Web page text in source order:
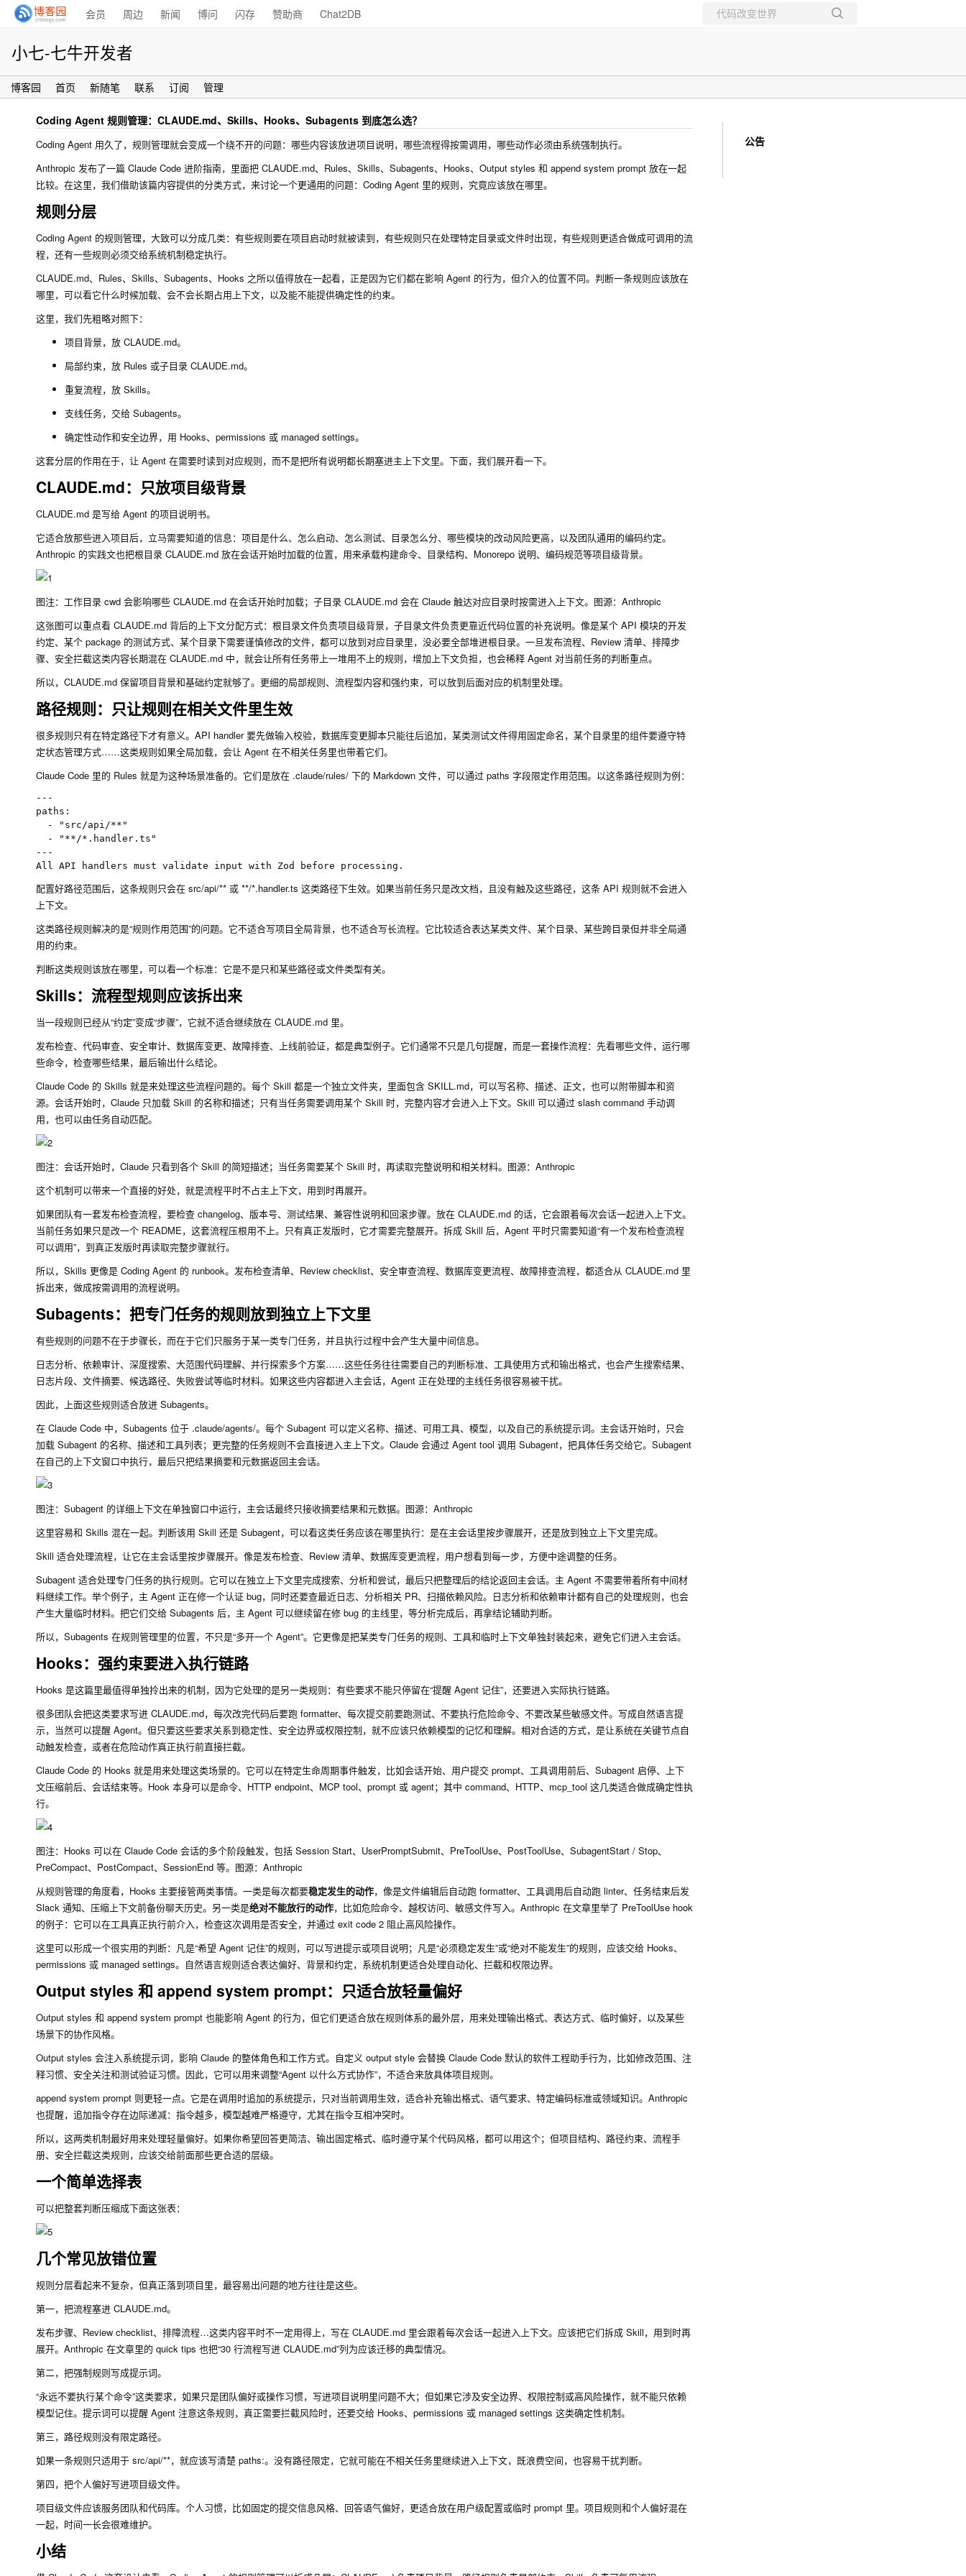
会员 周边 新闻 博问 闪存 赞助商 Chat2DB
小七-七牛开发者
博客园 首页 新随笔 联系 订阅 管理
Coding Agent 规则管理：CLAUDE.md、Skills、Hooks、Subagents 到底怎么选？
Coding Agent 用久了，规则管理就会变成一个绕不开的问题：哪些内容该放进项目说明，哪些流程得按需调用，哪些动作必须由系统强制执行。
Anthropic 发布了一篇 Claude Code 进阶指南，里面把 CLAUDE.md、Rules、Skills、Subagents、Hooks、Output styles 和 append system prompt 放在一起
比较。在这里，我们借助该篇内容提供的分类方式，来讨论一个更通用的问题：Coding Agent 里的规则，究竟应该放在哪里。
规则分层
Coding Agent 的规则管理，大致可以分成几类：有些规则要在项目启动时就被读到，有些规则只在处理特定目录或文件时出现，有些规则更适合做成可调用的流
程，还有一些规则必须交给系统机制稳定执行。
CLAUDE.md、Rules、Skills、Subagents、Hooks 之所以值得放在一起看，正是因为它们都在影响 Agent 的行为，但介入的位置不同。判断一条规则应该放在
哪里，可以看它什么时候加载、会不会长期占用上下文，以及能不能提供确定性的约束。
这里，我们先粗略对照下：
项目背景，放 CLAUDE.md。
局部约束，放 Rules 或子目录 CLAUDE.md。
重复流程，放 Skills。
支线任务，交给 Subagents。
确定性动作和安全边界，用 Hooks、permissions 或 managed settings。
这套分层的作用在于，让 Agent 在需要时读到对应规则，而不是把所有说明都长期塞进主上下文里。下面，我们展开看一下。
CLAUDE.md：只放项目级背景
CLAUDE.md 是写给 Agent 的项目说明书。
它适合放那些进入项目后，立马需要知道的信息：项目是什么、怎么启动、怎么测试、目录怎么分、哪些模块的改动风险更高，以及团队通用的编码约定。
Anthropic 的实践文也把根目录 CLAUDE.md 放在会话开始时加载的位置，用来承载构建命令、目录结构、Monorepo 说明、编码规范等项目级背景。
图注：工作目录 cwd 会影响哪些 CLAUDE.md 在会话开始时加载；子目录 CLAUDE.md 会在 Claude 触达对应目录时按需进入上下文。图源：Anthropic
这张图可以重点看 CLAUDE.md 背后的上下文分配方式：根目录文件负责项目级背景，子目录文件负责更靠近代码位置的补充说明。像是某个 API 模块的开发
约定、某个 package 的测试方式、某个目录下需要谨慎修改的文件，都可以放到对应目录里，没必要全部堆进根目录。一旦发布流程、Review 清单、排障步
骤、安全拦截这类内容长期混在 CLAUDE.md 中，就会让所有任务带上一堆用不上的规则，增加上下文负担，也会稀释 Agent 对当前任务的判断重点。
所以，CLAUDE.md 保留项目背景和基础约定就够了。更细的局部规则、流程型内容和强约束，可以放到后面对应的机制里处理。
路径规则：只让规则在相关文件里生效
很多规则只有在特定路径下才有意义。API handler 要先做输入校验，数据库变更脚本只能往后追加，某类测试文件得用固定命名，某个目录里的组件要遵守特
定状态管理方式……这类规则如果全局加载，会让 Agent 在不相关任务里也带着它们。
Claude Code 里的 Rules 就是为这种场景准备的。它们是放在 .claude/rules/ 下的 Markdown 文件，可以通过 paths 字段限定作用范围。以这条路径规则为例：
---
paths:
  - "src/api/**"
  - "**/*.handler.ts"
---
配置好路径范围后，这条规则只会在 src/api/** 或 **/*.handler.ts 这类路径下生效。如果当前任务只是改文档，且没有触及这些路径，这条 API 规则就不会进入
上下文。
这类路径规则解决的是“规则作用范围”的问题。它不适合写项目全局背景，也不适合写长流程。它比较适合表达某类文件、某个目录、某些跨目录但并非全局通
用的约束。
判断这类规则该放在哪里，可以看一个标准：它是不是只和某些路径或文件类型有关。
Skills：流程型规则应该拆出来
当一段规则已经从“约定”变成“步骤”，它就不适合继续放在 CLAUDE.md 里。
发布检查、代码审查、安全审计、数据库变更、故障排查、上线前验证，都是典型例子。它们通常不只是几句提醒，而是一套操作流程：先看哪些文件，运行哪
些命令，检查哪些结果，最后输出什么结论。
Claude Code 的 Skills 就是来处理这些流程问题的。每个 Skill 都是一个独立文件夹，里面包含 SKILL.md，可以写名称、描述、正文，也可以附带脚本和资
源。会话开始时，Claude 只加载 Skill 的名称和描述；只有当任务需要调用某个 Skill 时，完整内容才会进入上下文。Skill 可以通过 slash command 手动调
用，也可以由任务自动匹配。
图注：会话开始时，Claude 只看到各个 Skill 的简短描述；当任务需要某个 Skill 时，再读取完整说明和相关材料。图源：Anthropic
这个机制可以带来一个直接的好处，就是流程平时不占主上下文，用到时再展开。
如果团队有一套发布检查流程，要检查 changelog、版本号、测试结果、兼容性说明和回滚步骤。放在 CLAUDE.md 的话，它会跟着每次会话一起进入上下文。
当前任务如果只是改一个 README，这套流程压根用不上。只有真正发版时，它才需要完整展开。拆成 Skill 后，Agent 平时只需要知道“有一个发布检查流程
可以调用”，到真正发版时再读取完整步骤就行。
所以，Skills 更像是 Coding Agent 的 runbook。发布检查清单、Review checklist、安全审查流程、数据库变更流程、故障排查流程，都适合从 CLAUDE.md 里
拆出来，做成按需调用的流程说明。
Subagents：把专门任务的规则放到独立上下文里
有些规则的问题不在于步骤长，而在于它们只服务于某一类专门任务，并且执行过程中会产生大量中间信息。
日志分析、依赖审计、深度搜索、大范围代码理解、并行探索多个方案……这些任务往往需要自己的判断标准、工具使用方式和输出格式，也会产生搜索结果、
日志片段、文件摘要、候选路径、失败尝试等临时材料。如果这些内容都进入主会话，Agent 正在处理的主线任务很容易被干扰。
因此，上面这些规则适合放进 Subagents。
在 Claude Code 中，Subagents 位于 .claude/agents/。每个 Subagent 可以定义名称、描述、可用工具、模型，以及自己的系统提示词。主会话开始时，只会
加载 Subagent 的名称、描述和工具列表；更完整的任务规则不会直接进入主上下文。Claude 会通过 Agent tool 调用 Subagent，把具体任务交给它。Subagent
在自己的上下文窗口中执行，最后只把结果摘要和元数据返回主会话。
图注：Subagent 的详细上下文在单独窗口中运行，主会话最终只接收摘要结果和元数据。图源：Anthropic
这里容易和 Skills 混在一起。判断该用 Skill 还是 Subagent，可以看这类任务应该在哪里执行：是在主会话里按步骤展开，还是放到独立上下文里完成。
Skill 适合处理流程，让它在主会话里按步骤展开。像是发布检查、Review 清单、数据库变更流程，用户想看到每一步，方便中途调整的任务。
Subagent 适合处理专门任务的执行规则。它可以在独立上下文里完成搜索、分析和尝试，最后只把整理后的结论返回主会话。主 Agent 不需要带着所有中间材
料继续工作。举个例子，主 Agent 正在修一个认证 bug，同时还要查最近日志、分析相关 PR、扫描依赖风险。日志分析和依赖审计都有自己的处理规则，也会
产生大量临时材料。把它们交给 Subagents 后，主 Agent 可以继续留在修 bug 的主线里，等分析完成后，再拿结论辅助判断。
所以，Subagents 在规则管理里的位置，不只是“多开一个 Agent”。它更像是把某类专门任务的规则、工具和临时上下文单独封装起来，避免它们进入主会话。
Hooks：强约束要进入执行链路
Hooks 是这篇里最值得单独拎出来的机制，因为它处理的是另一类规则：有些要求不能只停留在“提醒 Agent 记住”，还要进入实际执行链路。
很多团队会把这类要求写进 CLAUDE.md，每次改完代码后要跑 formatter、每次提交前要跑测试、不要执行危险命令、不要改某些敏感文件。写成自然语言提
示，当然可以提醒 Agent。但只要这些要求关系到稳定性、安全边界或权限控制，就不应该只依赖模型的记忆和理解。相对合适的方式，是让系统在关键节点自
动触发检查，或者在危险动作真正执行前直接拦截。
Claude Code 的 Hooks 就是用来处理这类场景的。它可以在特定生命周期事件触发，比如会话开始、用户提交 prompt、工具调用前后、Subagent 启停、上下
文压缩前后、会话结束等。Hook 本身可以是命令、HTTP endpoint、MCP tool、prompt 或 agent；其中 command、HTTP、mcp_tool 这几类适合做成确定性执
行。
图注：Hooks 可以在 Claude Code 会话的多个阶段触发，包括 Session Start、UserPromptSubmit、PreToolUse、PostToolUse、SubagentStart / Stop、
PreCompact、PostCompact、SessionEnd 等。图源：Anthropic
从规则管理的角度看，Hooks 主要接管两类事情。一类是每次都要稳定发生的动作，像是文件编辑后自动跑 formatter、工具调用后自动跑 linter、任务结束后发
Slack 通知、压缩上下文前备份聊天历史。另一类是绝对不能放行的动作，比如危险命令、越权访问、敏感文件写入。Anthropic 在文章里举了 PreToolUse hook
的例子：它可以在工具真正执行前介入，检查这次调用是否安全，并通过 exit code 2 阻止高风险操作。
这里可以形成一个很实用的判断：凡是“希望 Agent 记住”的规则，可以写进提示或项目说明；凡是“必须稳定发生”或“绝对不能发生”的规则，应该交给 Hooks、
permissions 或 managed settings。自然语言规则适合表达偏好、背景和约定，系统机制更适合处理自动化、拦截和权限边界。
Output styles 和 append system prompt：只适合放轻量偏好
Output styles 和 append system prompt 也能影响 Agent 的行为，但它们更适合放在规则体系的最外层，用来处理输出格式、表达方式、临时偏好，以及某些
场景下的协作风格。
Output styles 会注入系统提示词，影响 Claude 的整体角色和工作方式。自定义 output style 会替换 Claude Code 默认的软件工程助手行为，比如修改范围、注
释习惯、安全关注和测试验证习惯。因此，它可以用来调整“Agent 以什么方式协作”，不适合来放具体项目规则。
append system prompt 则更轻一点。它是在调用时追加的系统提示，只对当前调用生效，适合补充输出格式、语气要求、特定编码标准或领域知识。Anthropic
也提醒，追加指令存在边际递减：指令越多，模型越难严格遵守，尤其在指令互相冲突时。
所以，这两类机制最好用来处理轻量偏好。如果你希望回答更简洁、输出固定格式、临时遵守某个代码风格，都可以用这个；但项目结构、路径约束、流程手
册、安全拦截这类规则，应该交给前面那些更合适的层级。
一个简单选择表
可以把整套判断压缩成下面这张表：
几个常见放错位置
规则分层看起来不复杂，但真正落到项目里，最容易出问题的地方往往是这些。
第一，把流程塞进 CLAUDE.md。
发布步骤、Review checklist、排障流程…这类内容平时不一定用得上，写在 CLAUDE.md 里会跟着每次会话一起进入上下文。应该把它们拆成 Skill，用到时再
展开。Anthropic 在文章里的 quick tips 也把“30 行流程写进 CLAUDE.md”列为应该迁移的典型情况。
第二，把强制规则写成提示词。
“永远不要执行某个命令”这类要求，如果只是团队偏好或操作习惯，写进项目说明里问题不大；但如果它涉及安全边界、权限控制或高风险操作，就不能只依赖
模型记住。提示词可以提醒 Agent 注意这条规则，真正需要拦截风险时，还要交给 Hooks、permissions 或 managed settings 这类确定性机制。
第三，路径规则没有限定路径。
如果一条规则只适用于 src/api/**，就应该写清楚 paths:。没有路径限定，它就可能在不相关任务里继续进入上下文，既浪费空间，也容易干扰判断。
第四，把个人偏好写进项目级文件。
项目级文件应该服务团队和代码库。个人习惯，比如固定的提交信息风格、回答语气偏好，更适合放在用户级配置或临时 prompt 里。项目规则和个人偏好混在
一起，时间一长会很难维护。
小结
公告